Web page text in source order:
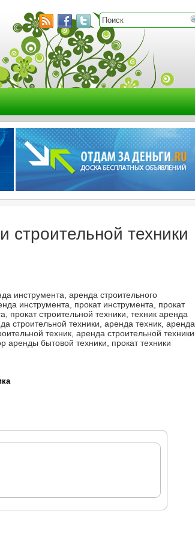
техники
инструмента, аренда строительного
инструмента, прокат инструмента, прокат
прокат строительной техники, техник аренда
строительной техники, аренда техник, аренда
техник, аренда строительной техники,
аренды бытовой техники, прокат техники